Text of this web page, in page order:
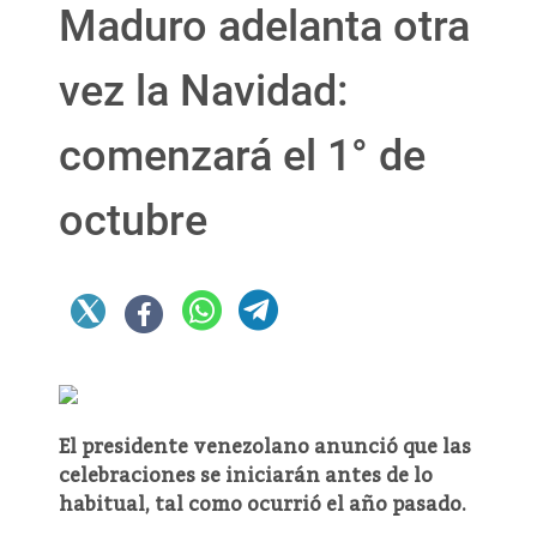
Maduro adelanta otra
vez la Navidad:
comenzará el 1° de
octubre
El presidente venezolano anunció que las
celebraciones se iniciarán antes de lo
habitual, tal como ocurrió el año pasado.